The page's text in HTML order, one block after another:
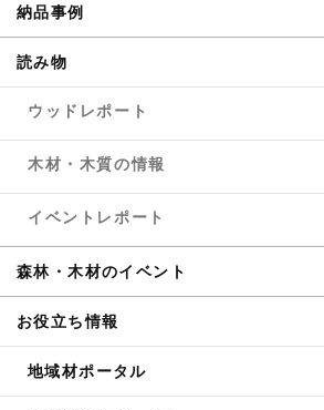
納品事例
読み物
ウッドレポート
木材・木質の情報
イベントレポート
森林・木材のイベント
お役立ち情報
地域材ポータル